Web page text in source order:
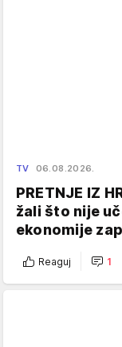
TV 06.08.2026.
PRETNJE IZ
žali što nije
ekonomije
Reaguj 1